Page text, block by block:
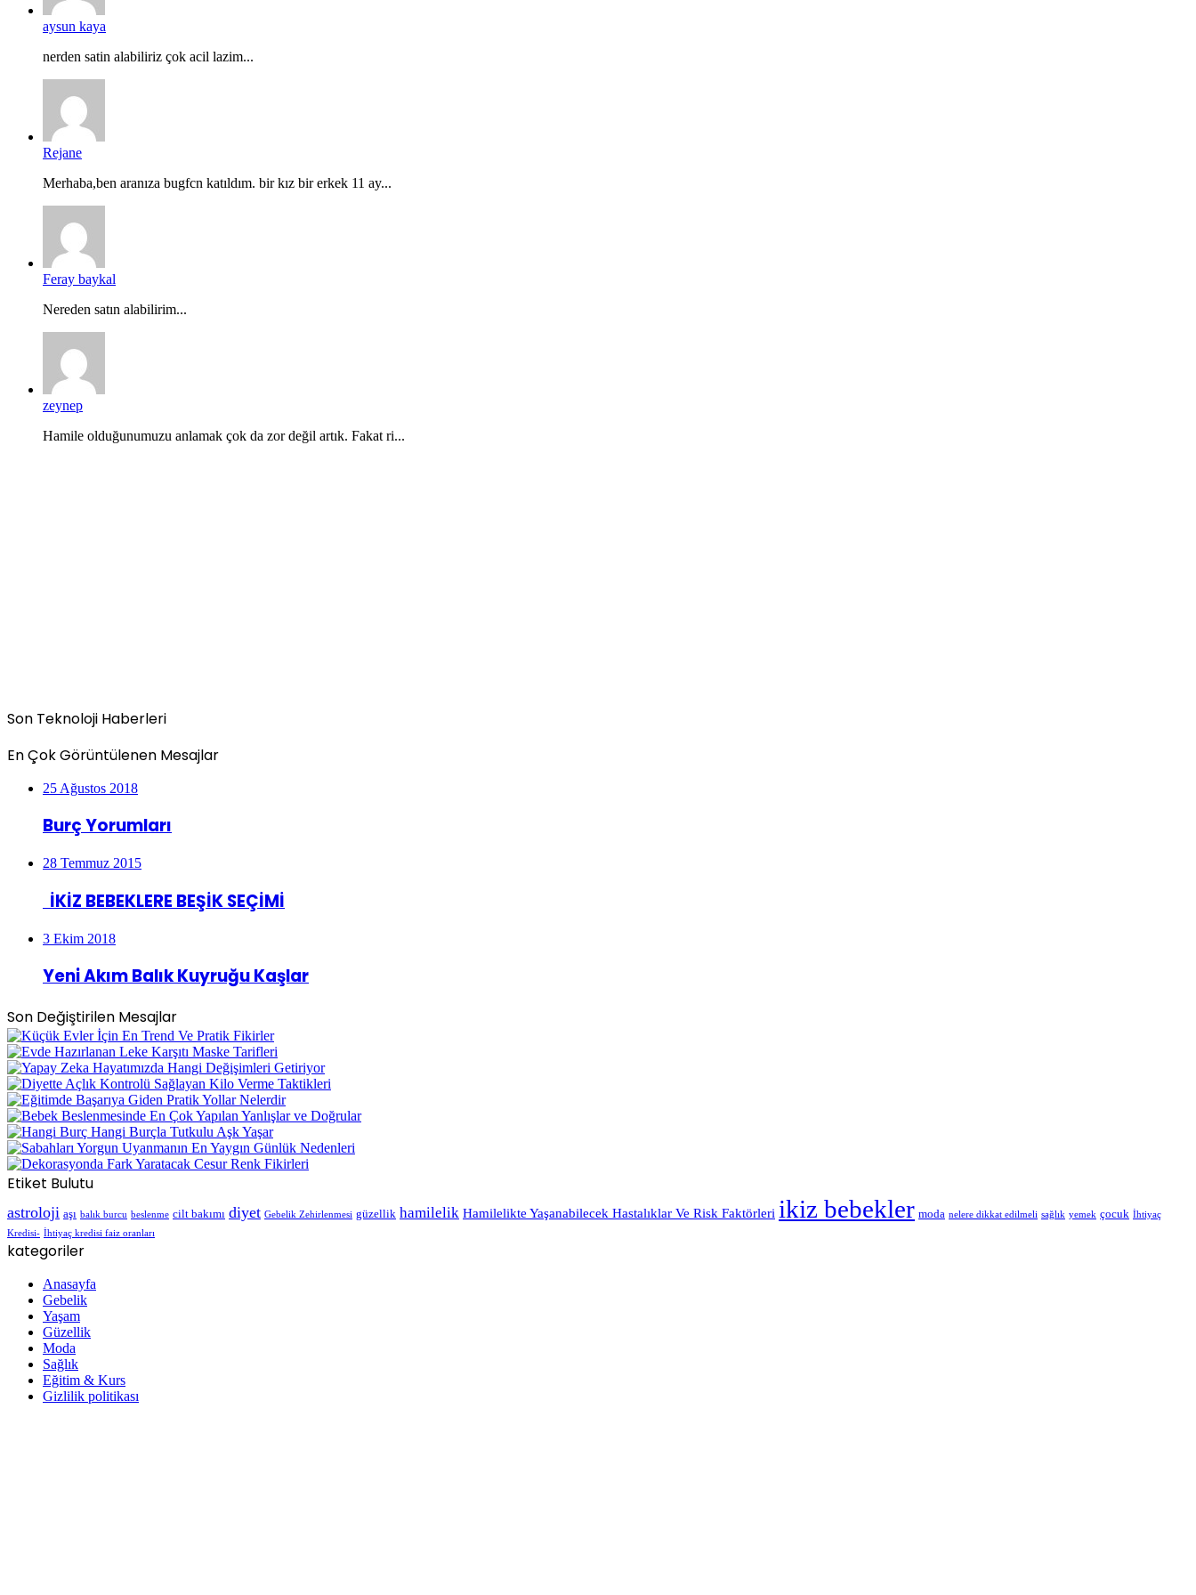
aysun kaya
nerden satin alabiliriz çok acil lazim...
Rejane
Merhaba,ben aranıza bugfcn katıldım. bir kız bir erkek 11 ay...
Feray baykal
Nereden satın alabilirim...
zeynep
Hamile olduğunumuzu anlamak çok da zor değil artık. Fakat ri...
Son Teknoloji Haberleri
En Çok Görüntülenen Mesajlar
25 Ağustos 2018
Burç Yorumları
28 Temmuz 2015
İKİZ BEBEKLERE BEŞİK SEÇİMİ
3 Ekim 2018
Yeni Akım Balık Kuyruğu Kaşlar
Son Değiştirilen Mesajlar
Etiket Bulutu
astroloji aşı balık burcu beslenme cilt bakımı diyet Gebelik Zehirlenmesi güzellik hamilelik Hamilelikte Yaşanabilecek Hastalıklar Ve Risk Faktörleri ikiz bebekler moda nelere dikkat edilmeli sağlık yemek çocuk İhtiyaç
Kredisi- İhtiyaç kredisi faiz oranları
kategoriler
Anasayfa
Gebelik
Yaşam
Güzellik
Moda
Sağlık
Eğitim & Kurs
Gizlilik politikası